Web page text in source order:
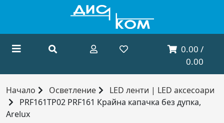
0.00 /
0.00
Начало Осветление
LED ленти | LED аксесоари
PRF161TP02 PRF161 Крайна капачка без дупка,
Arelux